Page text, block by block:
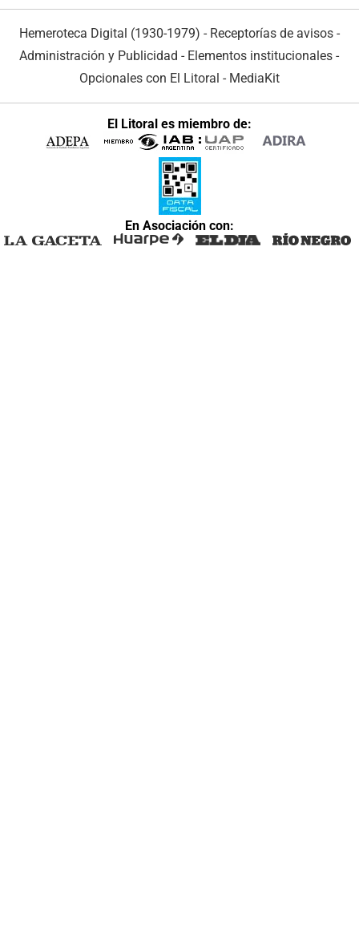
Hemeroteca Digital (1930-1979) - Receptorías de avisos -
Administración y Publicidad - Elementos institucionales -
Opcionales con El Litoral - MediaKit
El Litoral es miembro de:
En Asociación con: